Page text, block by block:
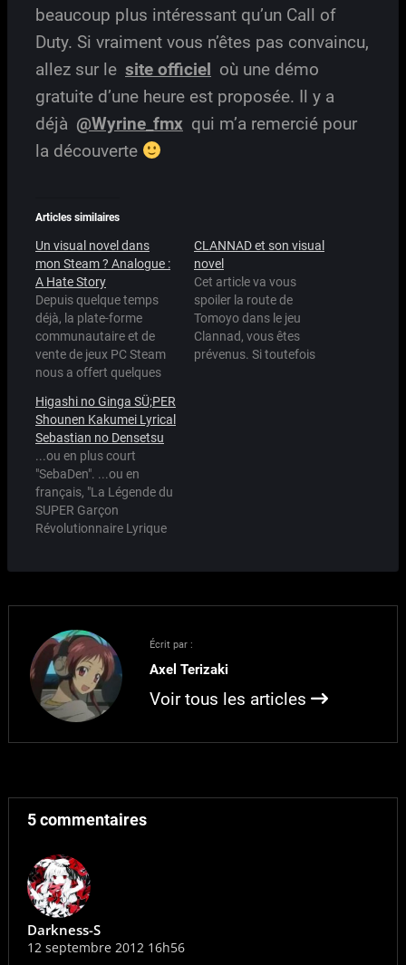
beaucoup plus intéressant qu’un Call of
Duty. Si vraiment vous n’êtes pas convaincu,
allez sur le site officiel où une démo
gratuite d’une heure est proposée. Il y a
déjà @Wyrine_fmx qui m’a remercié pour
la découverte
Articles similaires
Un visual novel dans
mon Steam ? Analogue :
A Hate Story
Depuis quelque temps
déjà, la plate-forme
communautaire et de
vente de jeux PC Steam
nous a offert quelques
aiment les jeux
indépendants ou
développés par une
petite équipe. Il y a aussi
eu quelques jeux nous
venant du pays des elfes
(le Japon quoi) ou plus…
CLANNAD et son visual
novel
Cet article va vous
spoiler la route de
Tomoyo dans le jeu
Clannad, vous êtes
prévenus. Si toutefois
Higashi no Ginga SÜ;PER
Shounen Kakumei Lyrical
Sebastian no Densetsu
...ou en plus court
"SebaDen". ...ou en
français, "La Légende du
SUPER Garçon
Révolutionnaire Lyrique
Un projet de visual novel
qui est né des esprits
dérangés d'une grande
partie des bloggueurs
qui peuplent…
Écrit par :
Axel Terizaki
Voir tous les articles
5 commentaires
Darkness-S
12 septembre 2012 16h56